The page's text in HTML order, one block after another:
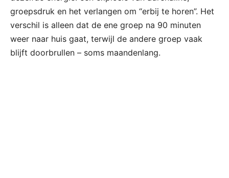
groepsdruk en het verlangen om “erbij te horen”. Het
verschil is alleen dat de ene groep na 90 minuten
weer naar huis gaat, terwijl de andere groep vaak
blijft doorbrullen – soms maandenlang.